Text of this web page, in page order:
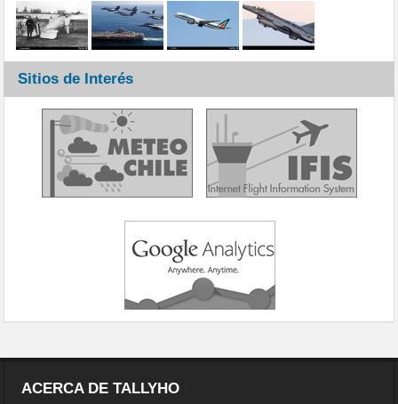
Sitios de Interés
ACERCA DE TALLYHO